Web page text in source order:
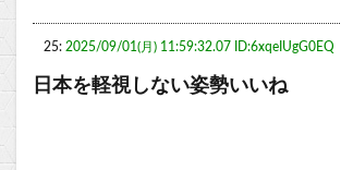
25: 2025/09/01(月) 11:59:32.07 ID:6xqeIUgG0EQ
日本を軽視しない姿勢いいね